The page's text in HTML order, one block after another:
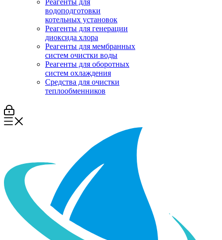
Реагенты для
водоподготовки
котельных установок
Реагенты для генерации
диоксида хлора
Реагенты для мембранных
систем очистки воды
Реагенты для оборотных
систем охлаждения
Средства для очистки
теплообменников